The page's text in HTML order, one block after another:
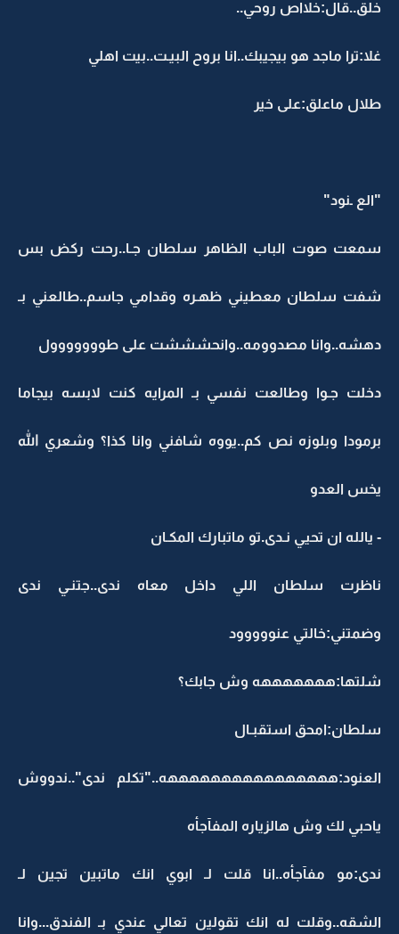
خلق..قال:خلااص روحي..
غلا:ترا ماجد هو بيجيبك..انا بروح البيـت..بيت اهلي
طلال ماعلق:على خير
"الع ـنود"
سمعت صوت الباب الظاهر سلطان جـا..رحت ركض بس
شفت سلطان معطيني ظهـره وقدامي جاسم..طالعني بـ
دهشه..وانا مصدوومه..وانحشششت على طووووووول
دخلت جـوا وطالعت نفسي بـ المرايه كنت لابسه بيجاما
برمودا وبلوزه نص كم..يووه شافني وانا كذا؟ وشعري الله
يخس العدو
- يالله ان تحيي نـدى.تو ماتبارك المكـان
ناظرت سلطان اللي داخل معاه ندى..جتنـي ندى
وضمتني:خالتي عنووووود
شلتها:هههههههه وش جابك؟
سلطان:امحق استقبـال
العنود:ههههههههههههههههه.."تكلم ندى"..ندووش
ياحبي لك وش هالزياره المفآجأه
ندى:مو مفآجأه..انا قلت لـ ابوي انك ماتبين تجين لـ
الشقه..وقلت له انك تقولين تعالي عندي بـ الفندق...وانا